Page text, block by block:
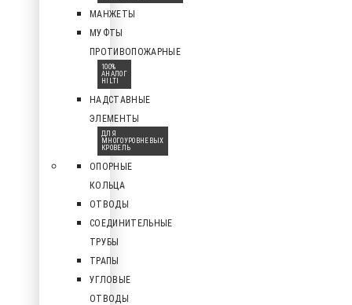
МАНЖЕТЫ
МУФТЫ
ПРОТИВОПОЖАРНЫЕ
100%
АНАЛОГ
HILTI
НАДСТАВНЫЕ
ЭЛЕМЕНТЫ
ДЛЯ
МНОГОУРОВНЕВЫХ
КРОВЕЛЬ
ОПОРНЫЕ
КОЛЬЦА
ОТВОДЫ
СОЕДИНИТЕЛЬНЫЕ
ТРУБЫ
ТРАПЫ
УГЛОВЫЕ
ОТВОДЫ